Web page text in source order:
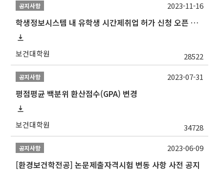
공지사항
학생정보시스템 내 유학생 시간제취업 허가 신청 오픈 안내
보건대학원 28522
2023-11-16
공지사항
평점평균 백분위 환산점수(GPA) 변경
보건대학원 34728
2023-07-31
공지사항
[환경보건학전공] 논문제출자격시험 변동 사항 사전 공지
2023-06-09